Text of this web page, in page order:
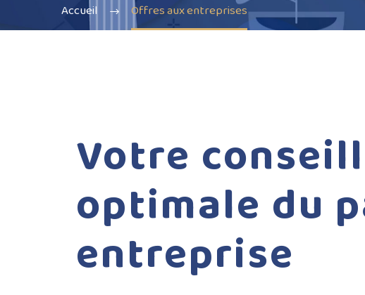
Accueil Offres aux entreprises
Votre
optimale du
entreprise